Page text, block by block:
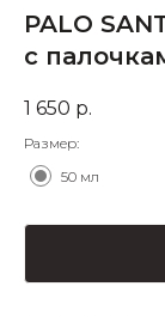
PALO
с
1 650 р.
Размер:
50 мл